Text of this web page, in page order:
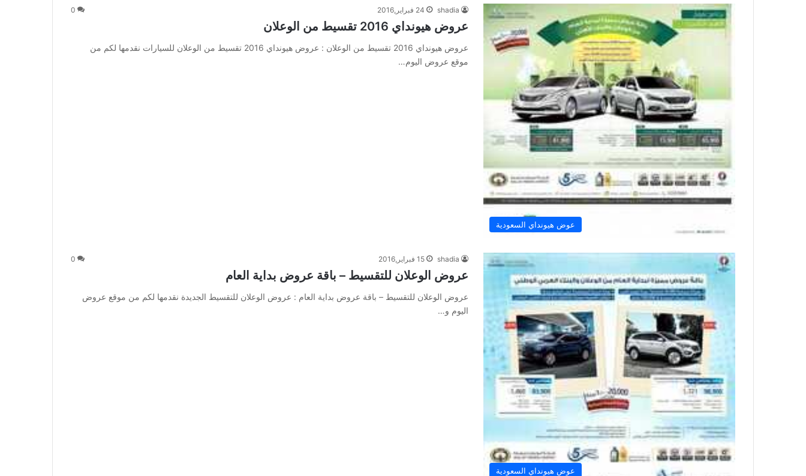
عوض هيونداي السعودية
shadia 24 فبراير,2016 0
عروض هيونداي 2016 تقسيط من الوعلان
عروض هيونداي 2016 تقسيط من الوعلان : عروض هيونداي 2016 تقسيط من الوعلان للسيارات نقدمها لكم من
موقع عروض اليوم…
عوض هيونداي السعودية
shadia 15 فبراير,2016 0
عروض الوعلان للتقسيط – باقة عروض بداية العام
عروض الوعلان للتقسيط – باقة عروض بداية العام : عروض الوعلان للتقسيط الجديدة نقدمها لكم من موقع عروض
اليوم و…